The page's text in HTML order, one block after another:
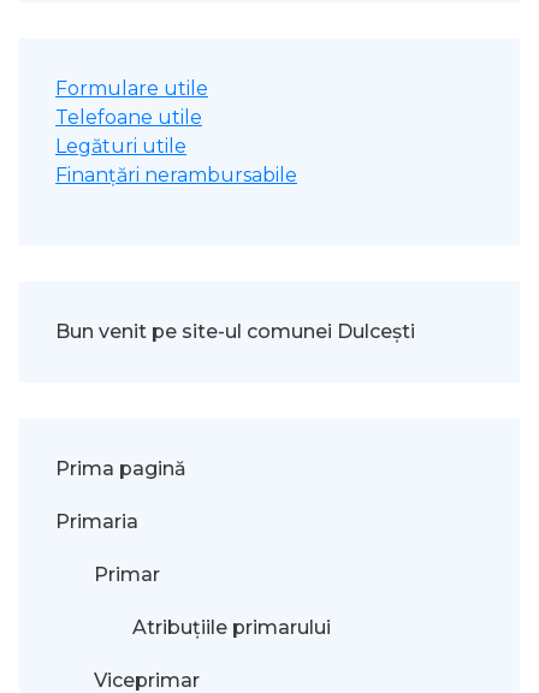
Formulare utile
Telefoane utile
Legături utile
Finanțări nerambursabile
Bun venit pe site-ul comunei Dulcești
Prima pagină
Primaria
Primar
Atribuțiile primarului
Viceprimar